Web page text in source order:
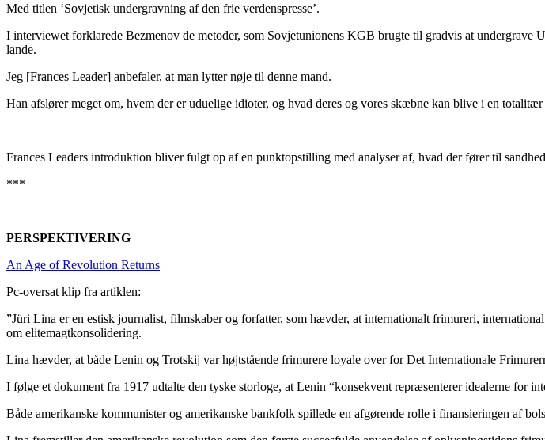
Med titlen ‘Sovjetisk undergravning af den frie verdenspresse’.
I interviewet forklarede Bezmenov de metoder, som Sovjetunionens KGB brugte til gradvis at
lande.
Jeg [Frances Leader] anbefaler, at man lytter nøje til denne mand.
Han afslører meget om, hvem der er uduelige idioter, og hvad deres og vores skæbne kan blive i en
Frances Leaders introduktion bliver fulgt op af en punktopstilling med analyser af, hvad der fører til
***
PERSPEKTIVERING
An Age of Revolution Returns
Pc-oversat klip fra artiklen:
”Jüri Lina er en estisk journalist, filmskaber og forfatter, som hævder, at internationalt frimureri,
om elitemagtkonsolidering.
Lina hævder, at både Lenin og Trotskij var højtstående frimurere loyale over for Det Internationale
I følge et dokument fra 1917 udtalte den tyske storloge, at Lenin “konsekvent repræsenterer idealerne for
Både amerikanske kommunister og amerikanske bankfolk spillede en afgørende rolle i finansieringen af